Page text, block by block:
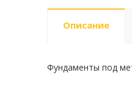
Описание
Фундаменты под